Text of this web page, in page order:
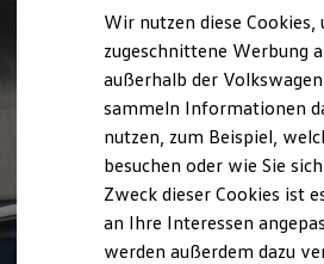
Elektroautos
ID. Tutorials
Elektrofahrzeugkonzepte
Reichweite
Reichweite der ID.
Reichweite im Winter
Laden
Laden unterwegs
Laden Zuhause
Wir nutzen diese
zugeschnittene Werbung
außerhalb der
sammeln Informationen
nutzen, zum Beispiel,
besuchen oder wie Sie
Zweck dieser Cookies ist
an Ihre Interessen
werden außerdem dazu